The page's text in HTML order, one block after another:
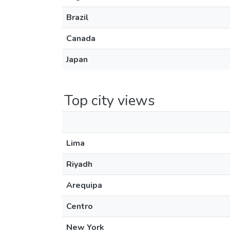
Brazil
Canada
Japan
Top city views
Lima
Riyadh
Arequipa
Centro
New York